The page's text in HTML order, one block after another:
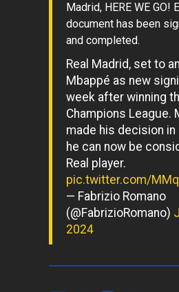
Madrid, HERE WE GO!
document has been
and completed.
Real Madrid, set to
Mbappé as new
week after winning
Champions League.
made his decision in
he can now be
Real player.
pic.twitter.com/
— Fabrizio Romano
(@FabrizioRomano)
2024